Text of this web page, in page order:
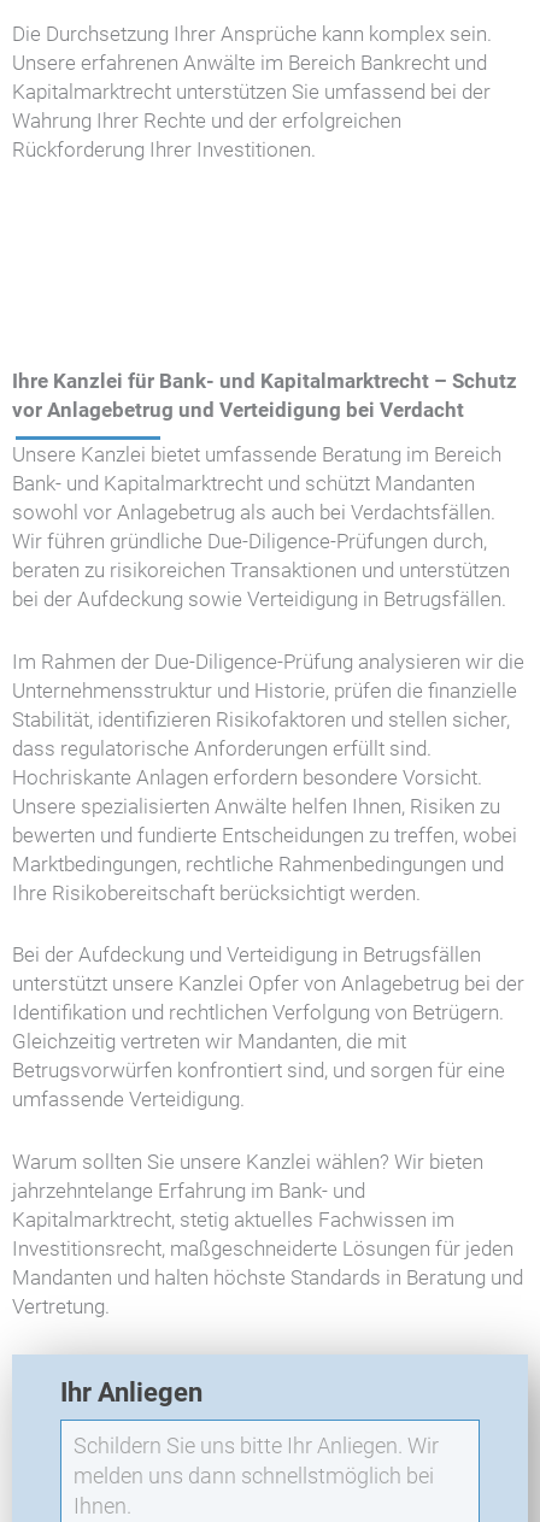
Die Durchsetzung Ihrer Ansprüche kann komplex sein.
Unsere erfahrenen Anwälte im Bereich Bankrecht und
Kapitalmarktrecht unterstützen Sie umfassend bei der
Wahrung Ihrer Rechte und der erfolgreichen
Rückforderung Ihrer Investitionen.
Ihre Kanzlei für Bank- und Kapitalmarktrecht – Schutz
vor Anlagebetrug und Verteidigung bei Verdacht
Unsere Kanzlei bietet umfassende Beratung im Bereich
Bank- und Kapitalmarktrecht und schützt Mandanten
sowohl vor Anlagebetrug als auch bei Verdachtsfällen.
Wir führen gründliche Due-Diligence-Prüfungen durch,
beraten zu risikoreichen Transaktionen und unterstützen
bei der Aufdeckung sowie Verteidigung in Betrugsfällen.
Im Rahmen der Due-Diligence-Prüfung analysieren wir die
Unternehmensstruktur und Historie, prüfen die finanzielle
Stabilität, identifizieren Risikofaktoren und stellen sicher,
dass regulatorische Anforderungen erfüllt sind.
Hochriskante Anlagen erfordern besondere Vorsicht.
Unsere spezialisierten Anwälte helfen Ihnen, Risiken zu
bewerten und fundierte Entscheidungen zu treffen, wobei
Marktbedingungen, rechtliche Rahmenbedingungen und
Ihre Risikobereitschaft berücksichtigt werden.
Bei der Aufdeckung und Verteidigung in Betrugsfällen
unterstützt unsere Kanzlei Opfer von Anlagebetrug bei der
Identifikation und rechtlichen Verfolgung von Betrügern.
Gleichzeitig vertreten wir Mandanten, die mit
Betrugsvorwürfen konfrontiert sind, und sorgen für eine
umfassende Verteidigung.
Warum sollten Sie unsere Kanzlei wählen? Wir bieten
jahrzehntelange Erfahrung im Bank- und
Kapitalmarktrecht, stetig aktuelles Fachwissen im
Investitionsrecht, maßgeschneiderte Lösungen für jeden
Mandanten und halten höchste Standards in Beratung und
Vertretung.
X
O
Ihr Anliegen